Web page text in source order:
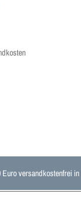
versandkostenfrei